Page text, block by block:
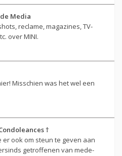
Media
reclame, magazines, TV-
over MINI.
Misschien was het wel een
†
er ook om steun te geven aan
getroffenen van mede-